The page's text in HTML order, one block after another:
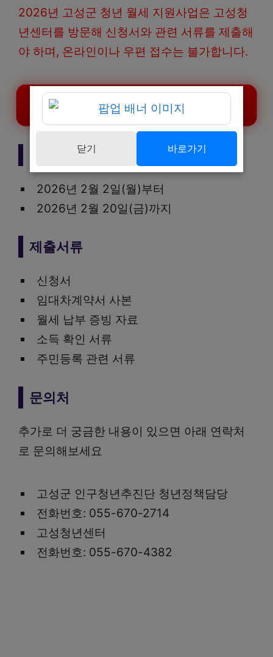
2026년 고성군 청년 월세 지원사업은 고성청
년센터를 방문해 신청서와 관련 서류를 제출해
야 하며, 온라인이나 우편 접수는 불가합니다.
고성군 청년 월세 지원 신청하기
신청기간
2026년 2월 2일(월)부터
2026년 2월 20일(금)까지
제출서류
신청서
임대차계약서 사본
월세 납부 증빙 자료
소득 확인 서류
주민등록 관련 서류
문의처
추가로 더 궁금한 내용이 있으면 아래 연락처
로 문의해보세요
고성군 인구청년추진단 청년정책담당
전화번호: 055-670-2714
고성청년센터
전화번호: 055-670-4382
닫기 바로가기